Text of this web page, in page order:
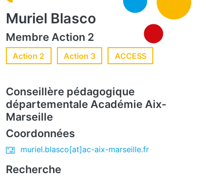
Muriel Blasco
Membre Action 2
Action 2 Action 3 ACCESS
Conseillère pédagogique
départementale Académie Aix-
Marseille
Coordonnées
muriel.blasco[at]ac-aix-marseille.fr
Recherche